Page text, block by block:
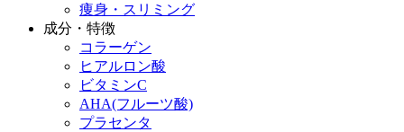
痩身・スリミング
成分・特徴
コラーゲン
ヒアルロン酸
ビタミンC
AHA(フルーツ酸)
プラセンタ